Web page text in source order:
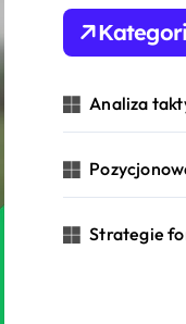
h
o
:
Analiza
Strategie